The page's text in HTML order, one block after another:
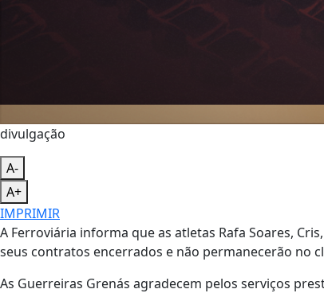
divulgação
A-
A+
IMPRIMIR
A Ferroviária informa que as atletas Rafa Soares,
seus contratos encerrados e não permanecerão no
As Guerreiras Grenás agradecem pelos serviços